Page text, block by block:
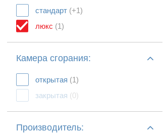
стандарт (+1)
люкс (1)
Камера сгорания:
открытая (1)
закрытая (0)
Производитель: